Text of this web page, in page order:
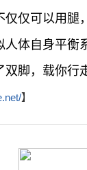
仅可以用腿
体自身平衡
脚，载你行
】